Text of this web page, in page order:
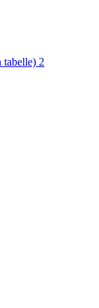
tabelle) 2